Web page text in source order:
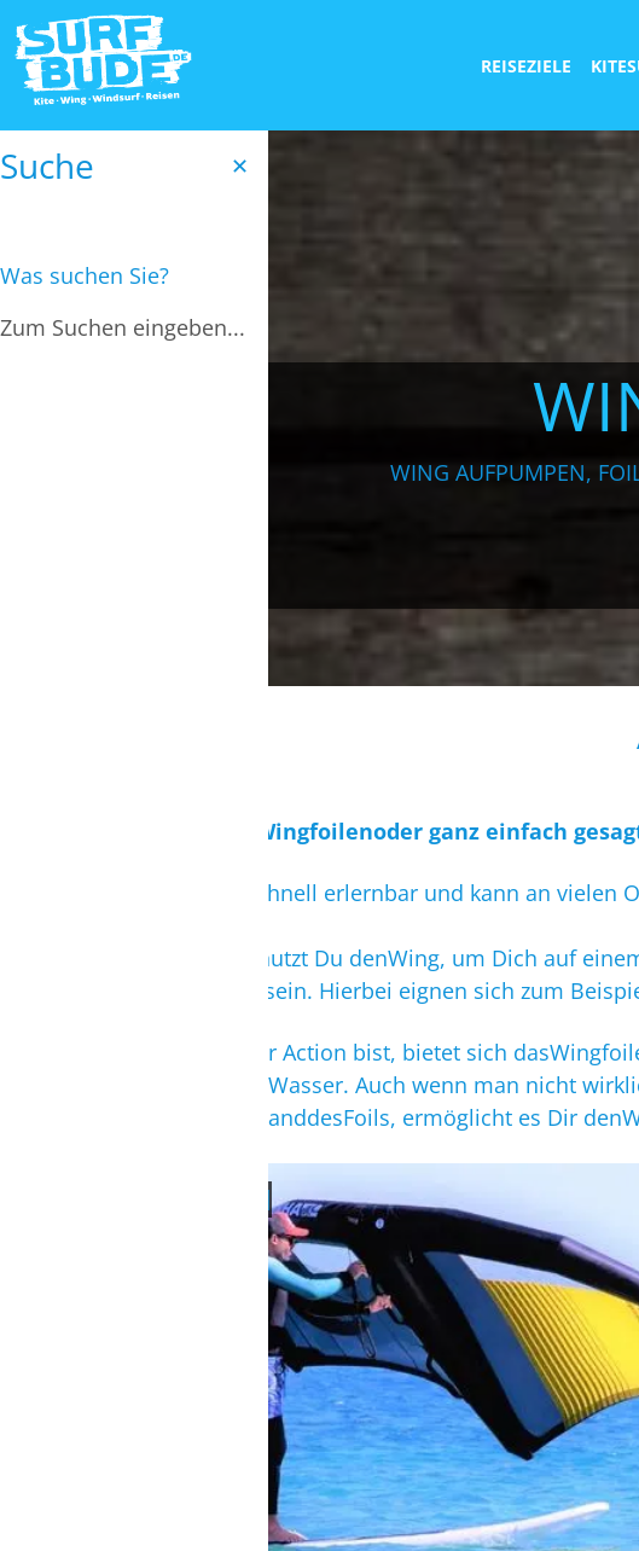
REISEZIELE
Suche ✕
Was suchen Sie?
WING AUFPUMPEN,
Wingfoilenoder ganz einfach
Das Wingen ist schnell erlernbar und kann an
BeimWingsurfennutzt Du denWing, um Dich auf
Abdrift geschützt sein. Hierbei eignen sich zum
Wenn Du für mehr Action bist, bietet sich
Flügel (Foil) unter Wasser. Auch wenn man nicht
geringenWinderstanddesFoils, ermöglicht es Dir
WINGSURFEN